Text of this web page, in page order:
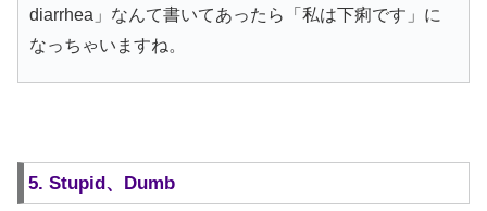
diarrhea」なんて書いてあったら「私は下痢です」に
なっちゃいますね。
5. Stupid、Dumb